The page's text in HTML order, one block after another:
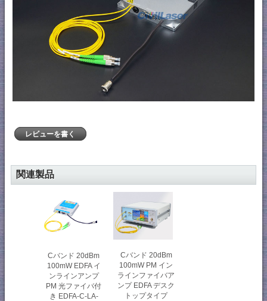
レビューを書く
関連製品
Cバンド 20dBm
100mW EDFA イ
ンラインアンプ
PM 光ファイバ付
き EDFA-C-LA-
Cバンド 20dBm
100mW PM イン
ラインファイバア
ンプ EDFA デスク
トップタイプ